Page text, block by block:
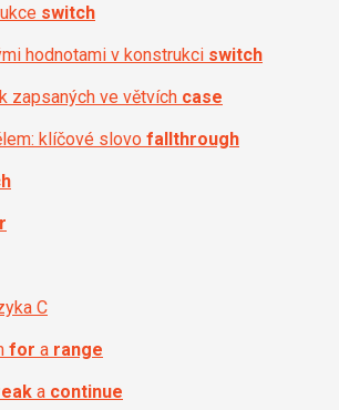
switch
hodnotami v konstrukci switch
zapsaných ve větvích case
klíčové slovo fallthrough
C
for a range
a continue